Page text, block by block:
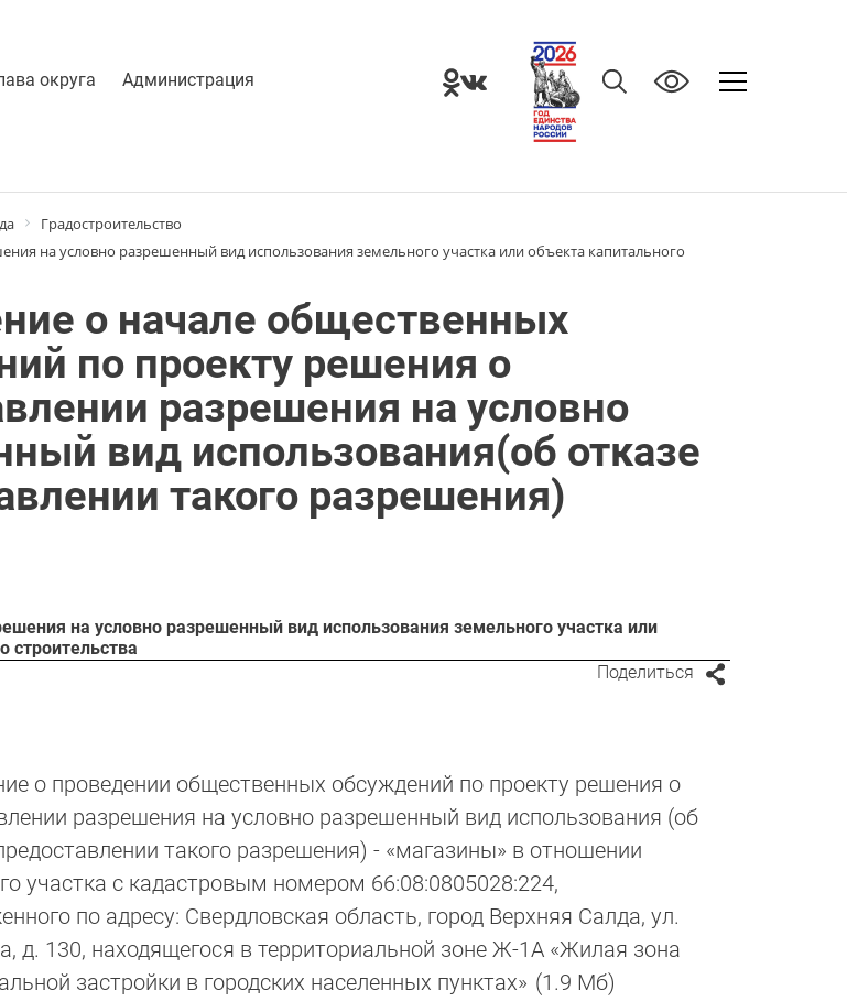
округа Администрация
Градостроительство
на условно разрешенный вид использования земельного участка или объекта капитального
о начале общественных
по проекту решения о
разрешения на условно
вид использования(об отказе
такого разрешения)
на условно разрешенный вид использования земельного участка или
строительства
Поделиться
о проведении общественных обсуждений по проекту решения о
разрешения на условно разрешенный вид использования (об
такого разрешения) - «магазины» в отношении
участка с кадастровым номером 66:08:0805028:224,
по адресу: Свердловская область, город Верхняя Салда, ул.
д. 130, находящегося в территориальной зоне Ж-1А «Жилая зона
застройки в городских населенных пунктах» (1.9 Мб)